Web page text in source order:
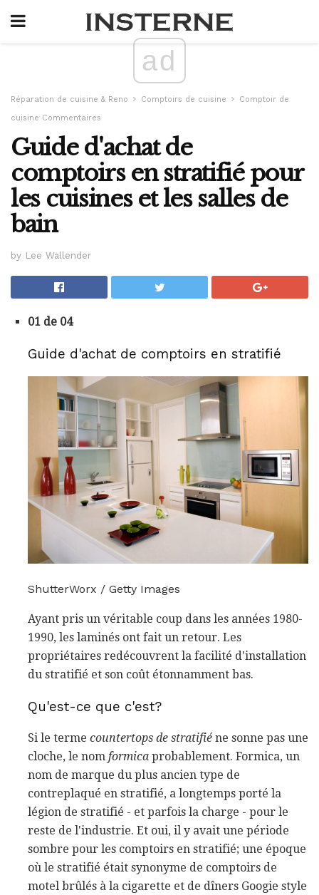
ad
Réparation de cuisine & Reno Comptoirs de cuisine
Comptoir de
cuisine Commentaires
Guide d'achat de
comptoirs en stratifié pour
les cuisines et les salles de
bain
by Lee Wallender
01 de 04
Guide d'achat de comptoirs en stratifié
ShutterWorx / Getty Images
Ayant pris un véritable coup dans les années 1980-
1990, les laminés ont fait un retour. Les
propriétaires redécouvrent la facilité d'installation
du stratifié et son coût étonnamment bas.
Qu'est-ce que c'est?
Si le terme countertops de stratifié ne sonne pas une
cloche, le nom formica probablement. Formica, un
nom de marque du plus ancien type de
contreplaqué en stratifié, a longtemps porté la
légion de stratifié - et parfois la charge - pour le
reste de l'industrie. Et oui, il y avait une période
sombre pour les comptoirs en stratifié; une époque
où le stratifié était synonyme de comptoirs de
motel brûlés à la cigarette et de dîners Googie style